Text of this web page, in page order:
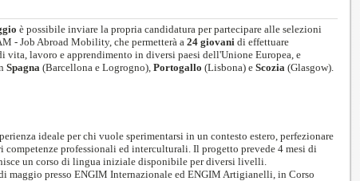
è possibile inviare la propria candidatura per partecipare alle selezioni
- Job Abroad Mobility, che permetterà a 24 giovanidi effettuare
vita, lavoro e apprendimento in diversi paesi dell'Unione Europea, e
Spagna(Barcellona e Logrogno), Portogallo (Lisbona) e Scozia(Glasgow).
ideale per chi vuole sperimentarsi in un contesto estero, perfezionare
professionali ed interculturali. Il progetto prevede 4 mesi di
un corso di lingua iniziale disponibile per diversi livelli.
maggio presso ENGIM Internazionale ed ENGIM Artigianelli, in Corso